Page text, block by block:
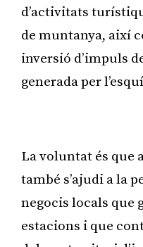
d’activitats
de muntanya, així
inversió d’impuls
generada per
La voluntat és que
també s’ajudi a la
negocis locals que
estacions i que